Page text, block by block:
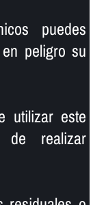
puedes
peligro su
utilizar este
de realizar